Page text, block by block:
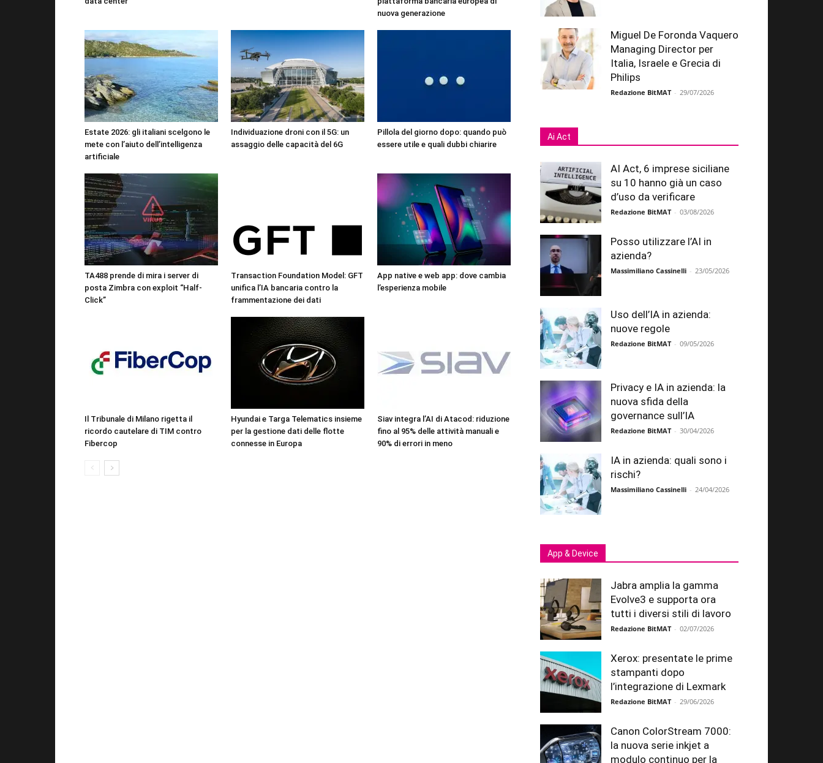
nuova generazione
Estate 2026: gli italiani scelgono le
mete con l’aiuto dell’intelligenza
artificiale
Individuazione droni con il 5G: un
assaggio delle capacità del 6G
Pillola del giorno dopo: quando può
essere utile e quali dubbi chiarire
TA488 prende di mira i server di
posta Zimbra con exploit “Half-
Click”
Transaction Foundation Model: GFT
unifica l’IA bancaria contro la
frammentazione dei dati
App native e web app: dove cambia
l’esperienza mobile
Il Tribunale di Milano rigetta il
ricordo cautelare di TIM contro
Fibercop
Hyundai e Targa Telematics insieme
per la gestione dati delle flotte
connesse in Europa
Siav integra l’AI di Atacod: riduzione
fino al 95% delle attività manuali e
90% di errori in meno
Miguel De Foronda Vaquero
Managing Director per
Italia, Israele e Grecia di
Philips
Redazione BitMAT - 29/07/2026
Ai Act
AI Act, 6 imprese siciliane
su 10 hanno già un caso
d’uso da verificare
Redazione BitMAT - 03/08/2026
Posso utilizzare l’AI in
azienda?
Massimiliano Cassinelli - 23/05/2026
Uso dell’IA in azienda:
nuove regole
Redazione BitMAT - 09/05/2026
Privacy e IA in azienda: la
nuova sfida della
governance sull’IA
Redazione BitMAT - 30/04/2026
IA in azienda: quali sono i
rischi?
Massimiliano Cassinelli - 24/04/2026
App & Device
Jabra amplia la gamma
Evolve3 e supporta ora
tutti i diversi stili di lavoro
Redazione BitMAT - 02/07/2026
Xerox: presentate le prime
stampanti dopo
l’integrazione di Lexmark
Redazione BitMAT - 29/06/2026
Canon ColorStream 7000:
la nuova serie inkjet a
modulo continuo per la